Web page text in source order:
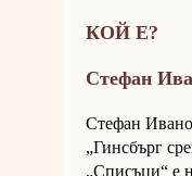
КОЙ Е?
Стефан
Стефан
„Гинсбърг
„Списъци“ е